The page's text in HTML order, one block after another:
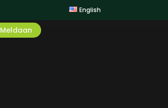
English
Meldaan